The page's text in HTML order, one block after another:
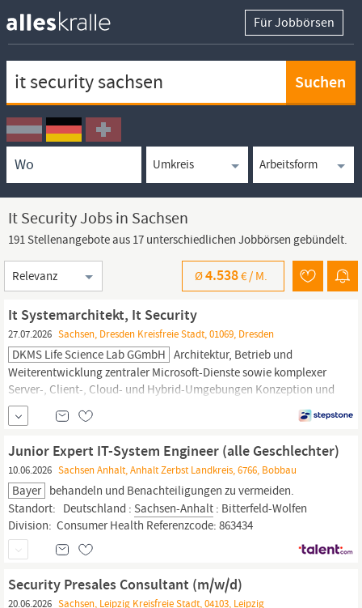
Für Jobbörsen
Ortssuche
Umkreissuche
Arbeitsform
It Security Jobs in Sachsen
191 Stellenangebote aus 17 unterschiedlichen Jobbörsen gebündelt.
Sortierung
Ø4.538€ / M.
It Systemarchitekt, It Security
27.07.2026 Sachsen, Dresden Kreisfreie Stadt, 01069, Dresden
DKMS Life Science Lab GGmbH Architektur, Betrieb und
Weiterentwicklung zentraler Microsoft-Dienste sowie komplexer
Server-, Client-, Cloud- und Hybrid-Umgebungen Konzeption und
praktische Umsetzung von
-Maßnahmen im Windows-
und Microsoft-Umfeld, insbesondere für Server, Clients,
Endpunktsicherheit und...
Junior Expert IT-System Engineer (alle Geschlechter)
10.06.2026 Sachsen Anhalt, Anhalt Zerbst Landkreis, 6766, Bobbau
Bayer behandeln und Benachteiligungen zu vermeiden.
Standort: ​​ ​ Deutschland : Sachsen-Anhalt : Bitterfeld-Wolfen​ ​​
Division: ​ Consumer Health​ Referenzcode: 863434​
Security Presales Consultant (m/w/d)
20.06.2026 Sachsen, Leipzig Kreisfreie Stadt, 04103, Leipzig